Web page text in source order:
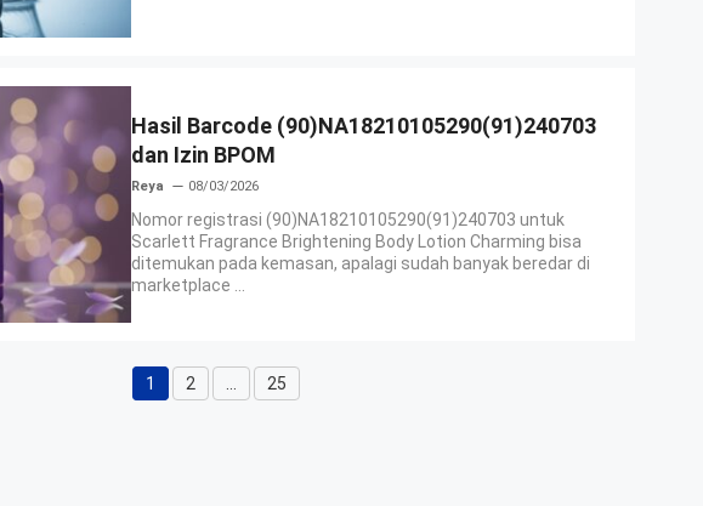
Hasil Barcode (90)NA18210105290(91)240703
dan Izin BPOM
Reya 08/03/2026
Nomor registrasi (90)NA18210105290(91)240703 untuk
Scarlett Fragrance Brightening Body Lotion Charming bisa
ditemukan pada kemasan, apalagi sudah banyak beredar di
marketplace ...
Halaman
1 Halaman
2 Halaman
25